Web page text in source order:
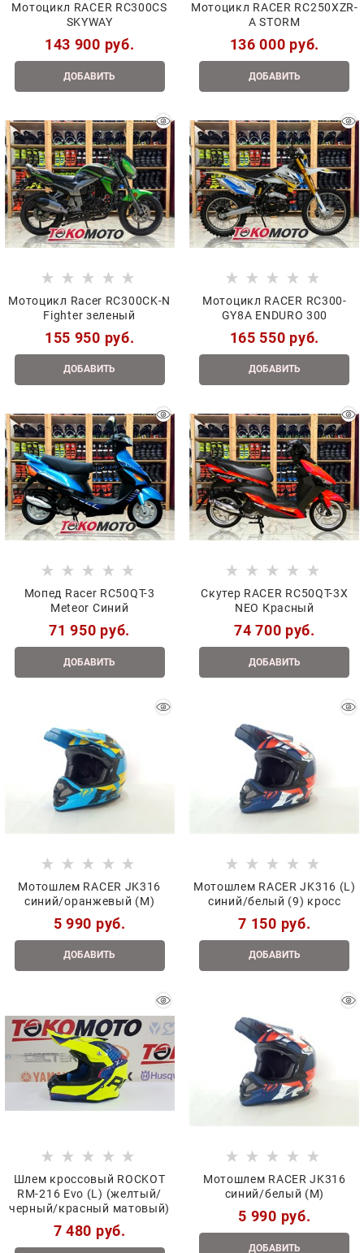
Мотоцикл RACER RC300CS
SKYWAY
143 900 руб.
ДОБАВИТЬ
Мотоцикл RACER RC250XZR-
A STORM
136 000 руб.
ДОБАВИТЬ
Мотоцикл Racer RC300CK-N
Fighter зеленый
155 950 руб.
ДОБАВИТЬ
Мотоцикл RACER RC300-
GY8A ENDURO 300
165 550 руб.
ДОБАВИТЬ
Мопед Racer RC50QT-3
Meteor Синий
71 950 руб.
ДОБАВИТЬ
Скутер RACER RC50QT-3X
NEO Красный
74 700 руб.
ДОБАВИТЬ
Мотошлем RACER JK316
синий/оранжевый (M)
5 990 руб.
ДОБАВИТЬ
Мотошлем RACER JK316 (L)
синий/белый (9) кросс
7 150 руб.
ДОБАВИТЬ
Шлем кроссовый ROCKOT
RM-216 Evo (L) (желтый/
черный/красный матовый)
7 480 руб.
Мотошлем RACER JK316
синий/белый (M)
5 990 руб.
ДОБАВИТЬ